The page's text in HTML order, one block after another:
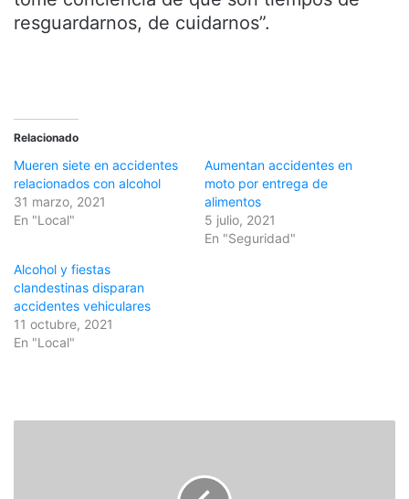
resguardarnos, de cuidarnos”.
Relacionado
Mueren siete en accidentes
relacionados con alcohol
31 marzo, 2021
En "Local"
Aumentan accidentes en
moto por entrega de
alimentos
5 julio, 2021
En "Seguridad"
Alcohol y fiestas
clandestinas disparan
accidentes vehiculares
11 octubre, 2021
En "Local"